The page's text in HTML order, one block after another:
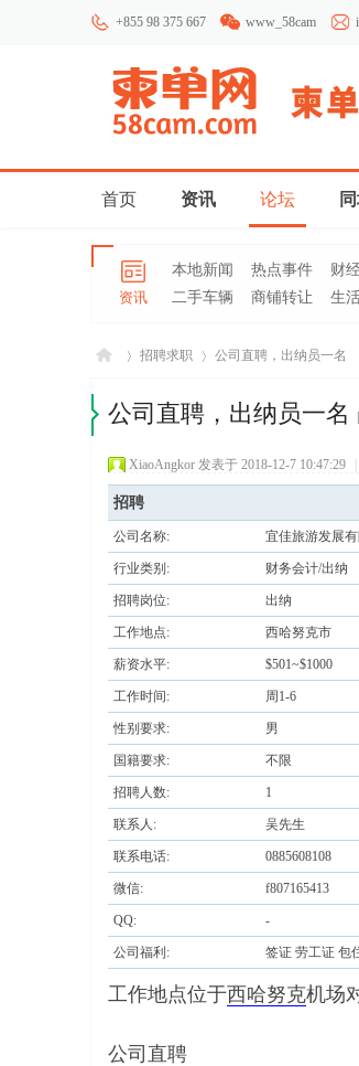
+855 98 375 667 www_58cam
首页 资讯 论坛
资讯
本地新闻 热点事件 财
二手车辆
商铺转让 生
寨柬
单网
招聘求职 公司直聘，出纳员一名
公司直聘，出纳员一名
XiaoAngkor 发表于 2018-12-7 10:47:29
招聘
公司名称: 宜佳旅游发展有
行业类别: 财务会计/出纳
招聘岗位: 出纳
工作地点: 西哈努克市
薪资水平: $501~$1000
工作时间: 周1-6
性别要求: 男
国籍要求: 不限
招聘人数: 1
联系人: 吴先生
联系电话: 0885608108
微信: f807165413
QQ: -
公司福利: 签证 劳工证 包
工作地点位于西哈努克机场
公司直聘